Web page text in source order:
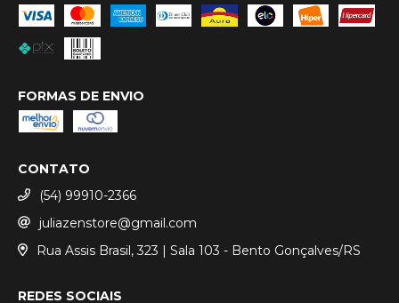
FORMAS DE ENVIO
CONTATO
(54) 99910-2366
juliazenstore@gmail.com
Rua Assis Brasil, 323 | Sala 103 - Bento Gonçalves/RS
REDES SOCIAIS